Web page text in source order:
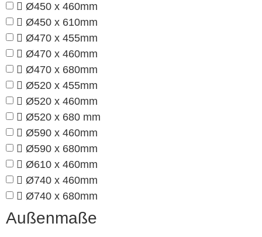
Ø450 x 460mm
Ø450 x 610mm
Ø470 x 455mm
Ø470 x 460mm
Ø470 x 680mm
Ø520 x 455mm
Ø520 x 460mm
Ø520 x 680 mm
Ø590 x 460mm
Ø590 x 680mm
Ø610 x 460mm
Ø740 x 460mm
Ø740 x 680mm
Außenmaße